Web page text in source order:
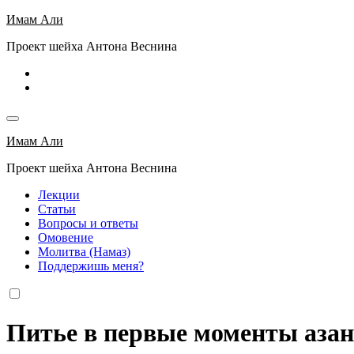
Перейти
содержимому
Имам Али
Проект шейха Антона Веснина
Имам Али
Проект шейха Антона Веснина
Лекции
Статьи
Вопросы и ответы
Омовение
Молитва (Намаз)
Поддержишь меня?
Питье в первые моменты